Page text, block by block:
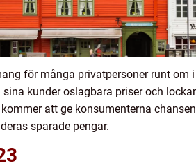
för många privatpersoner runt om
kunder oslagbara priser och
att ge konsumenterna
sparade pengar.